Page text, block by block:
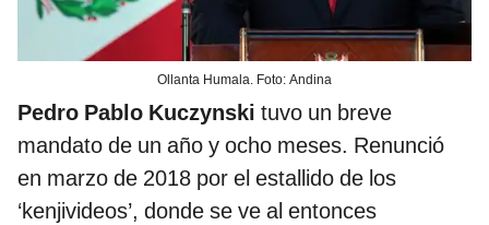
Ollanta Humala. Foto: Andina
Pedro Pablo Kuczynski tuvo un breve
mandato de un año y ocho meses. Renunció
en marzo de 2018 por el estallido de los
‘kenjivideos’, donde se ve al entonces